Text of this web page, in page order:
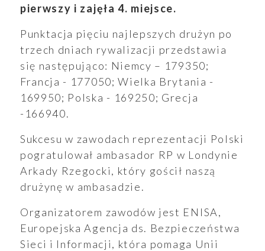
pierwszy i zajęła 4. miejsce.
Punktacja pięciu najlepszych drużyn po
trzech dniach rywalizacji przedstawia
się następująco: Niemcy – 179350;
Francja - 177050; Wielka Brytania -
169950; Polska - 169250; Grecja
-166940.
Sukcesu w zawodach reprezentacji Polski
pogratulował ambasador RP w Londynie
Arkady Rzegocki, który gościł naszą
drużynę w ambasadzie.
Organizatorem zawodów jest ENISA,
Europejska Agencja ds. Bezpieczeństwa
Sieci i Informacji, która pomaga Unii